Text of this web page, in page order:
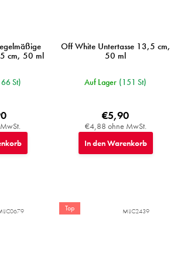
cm, 50 ml
St)
Off White Untertasse 13,5 cm,
50 ml
Auf Lager (151 St)
€4,88 ohne MwSt.
€5,90
In den Warenkorb
Top MIJC2439